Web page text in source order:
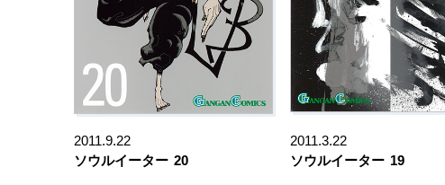
2011.9.22
ソウルイーター 20
2011.3.22
ソウルイーター 19